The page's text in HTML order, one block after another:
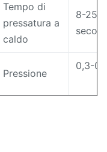
Tempo di
pressatura a
caldo
8-25
Pressione
0,3-